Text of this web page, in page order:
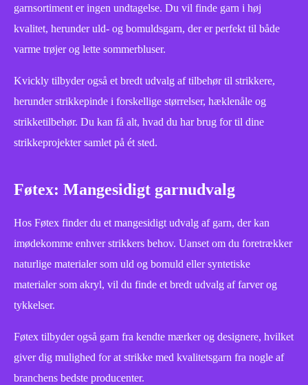
garnsortiment er ingen undtagelse. Du vil finde garn i høj
kvalitet, herunder uld- og bomuldsgarn, der er perfekt til både
varme trøjer og lette sommerbluser.
Kvickly tilbyder også et bredt udvalg af tilbehør til strikkere,
herunder strikkepinde i forskellige størrelser, hæklenåle og
strikketilbehør. Du kan få alt, hvad du har brug for til dine
strikkeprojekter samlet på ét sted.
Føtex: Mangesidigt garnudvalg
Hos Føtex finder du et mangesidigt udvalg af garn, der kan
imødekomme enhver strikkers behov. Uanset om du foretrækker
naturlige materialer som uld og bomuld eller syntetiske
materialer som akryl, vil du finde et bredt udvalg af farver og
tykkelser.
Føtex tilbyder også garn fra kendte mærker og designere, hvilket
giver dig mulighed for at strikke med kvalitetsgarn fra nogle af
branchens bedste producenter.